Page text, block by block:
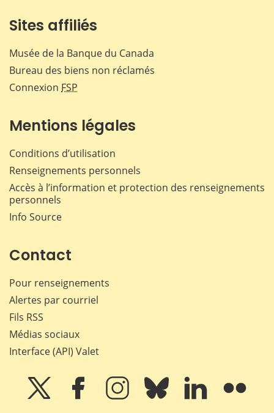
Sites affiliés
Musée de la Banque du Canada
Bureau des biens non réclamés
Connexion FSP
Mentions légales
Conditions d’utilisation
Renseignements personnels
Accès à l’information et protection des renseignements
personnels
Info Source
Contact
Pour renseignements
Alertes par courriel
Fils RSS
Médias sociaux
Interface (API) Valet